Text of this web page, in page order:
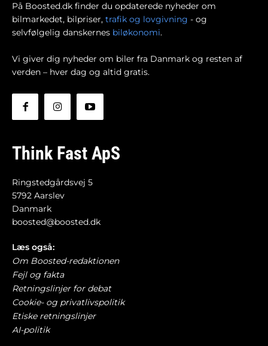
På Boosted.dk finder du opdaterede nyheder om
bilmarkedet, bilpriser, trafik og lovgivning - og
selvfølgelig danskernes biløkonomi.
Vi giver dig nyheder om biler fra Danmark og resten af
verden – hver dag og altid gratis.
Think Fast ApS
Ringstedgårdsvej 5
5792 Aarslev
Danmark
boosted@boosted.dk
Læs også:
Om Boosted-redaktionen
Fejl og fakta
Retningslinjer for debat
Cookie- og privatlivspolitik
Etiske retningslinjer
AI-politik